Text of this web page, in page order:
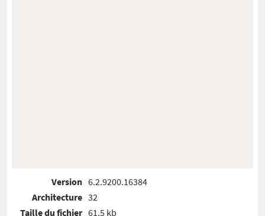
Version
Architecture
Taille du fichier
6.2.9200.16384
32
61.5 kb